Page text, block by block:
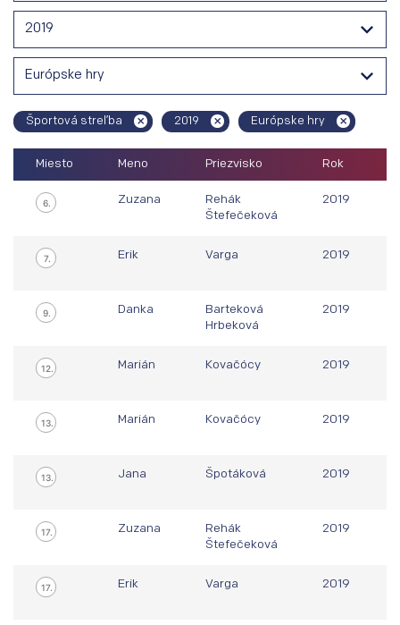
2019
Európske hry
Športová streľba 2019 Európske hry
Miesto Meno Priezvisko Rok
6. Zuzana
Rehák
Štefečeková
2019
7. Erik Varga 2019
9. Danka
Barteková
Hrbeková
2019
12. Marián Kovačócy 2019
13. Marián Kovačócy 2019
13. Jana Špotáková 2019
17. Zuzana
Rehák
Štefečeková
2019
17. Erik Varga 2019